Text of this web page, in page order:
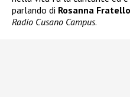
parlando di Rosanna Fratello
Radio Cusano Campus.